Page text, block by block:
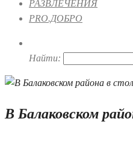
РАЗВЛЕЧЕНИЯ
PRO.ДОБРО
Найти:
В Балаковском